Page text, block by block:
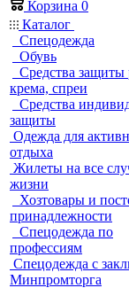
Корзина 0
Каталог
Спецодежда
Обувь
Средства защиты
крема, спреи
Средства
защиты
Одежда для
отдыха
Жилеты на все
жизни
Хозтовары и
принадлежности
Спецодежда по
профессиям
Спецодежда с
Минпромторга